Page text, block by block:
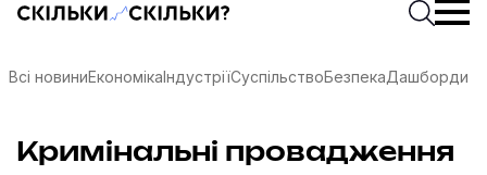
Скільки-скільки? — Медіа про суспільні даніПочати
Всі новиниЕкономіка ІндустріїСуспільствоБезпекаДашборди
Кримінальні провадження